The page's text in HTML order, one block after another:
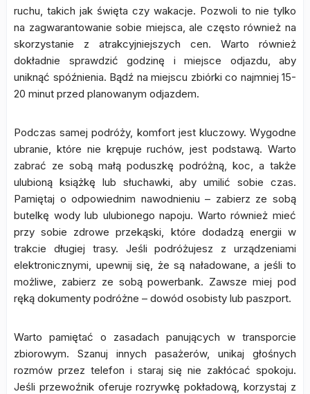
ruchu, takich jak święta czy wakacje. Pozwoli to nie tylko
na zagwarantowanie sobie miejsca, ale często również na
skorzystanie z atrakcyjniejszych cen. Warto również
dokładnie sprawdzić godzinę i miejsce odjazdu, aby
uniknąć spóźnienia. Bądź na miejscu zbiórki co najmniej 15-
20 minut przed planowanym odjazdem.
Podczas samej podróży, komfort jest kluczowy. Wygodne
ubranie, które nie krępuje ruchów, jest podstawą. Warto
zabrać ze sobą małą poduszkę podróżną, koc, a także
ulubioną książkę lub słuchawki, aby umilić sobie czas.
Pamiętaj o odpowiednim nawodnieniu – zabierz ze sobą
butelkę wody lub ulubionego napoju. Warto również mieć
przy sobie zdrowe przekąski, które dodadzą energii w
trakcie długiej trasy. Jeśli podróżujesz z urządzeniami
elektronicznymi, upewnij się, że są naładowane, a jeśli to
możliwe, zabierz ze sobą powerbank. Zawsze miej pod
ręką dokumenty podróżne – dowód osobisty lub paszport.
Warto pamiętać o zasadach panujących w transporcie
zbiorowym. Szanuj innych pasażerów, unikaj głośnych
rozmów przez telefon i staraj się nie zakłócać spokoju.
Jeśli przewoźnik oferuje rozrywkę pokładową, korzystaj z